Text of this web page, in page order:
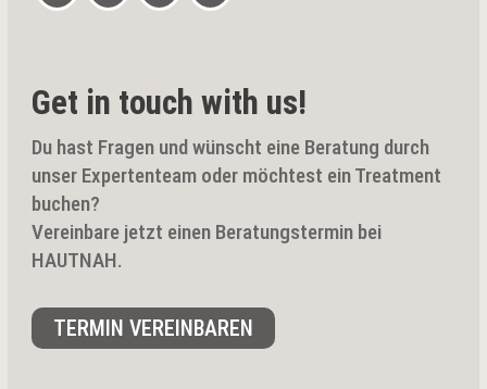
Get in touch with us!
Du hast Fragen und wünscht eine Beratung durch
unser Expertenteam oder möchtest ein Treatment
buchen?
Vereinbare jetzt einen Beratungstermin bei
HAUTNAH.
TERMIN VEREINBAREN